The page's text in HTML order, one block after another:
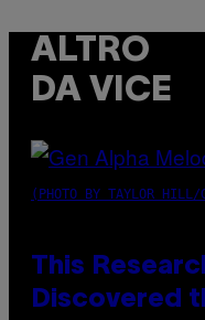
ALTRO
DA VICE
(PHOTO BY TAYLOR HILL/
This
Discovered